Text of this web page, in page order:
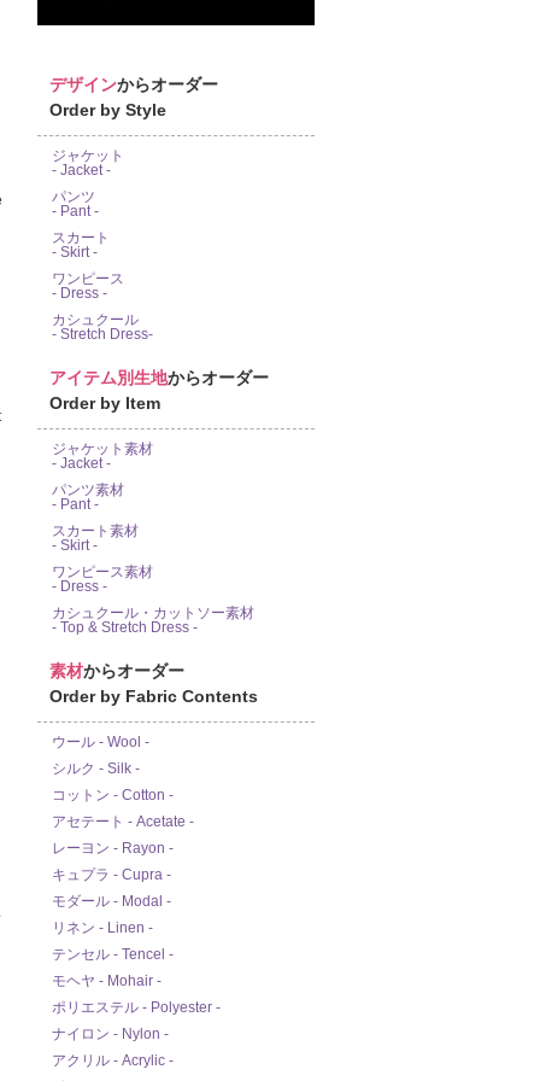
デザインからオーダー
Order by Style
ジャケット
- Jacket -
パンツ
- Pant -
スカート
- Skirt -
ワンピース
- Dress -
カシュクール
- Stretch Dress-
アイテム別生地からオーダー
Order by Item
ジャケット素材
- Jacket -
パンツ素材
- Pant -
スカート素材
- Skirt -
ワンピース素材
- Dress -
カシュクール・カットソー素材
- Top & Stretch Dress -
素材からオーダー
Order by Fabric Contents
ウール - Wool -
シルク - Silk -
コットン - Cotton -
アセテート - Acetate -
レーヨン - Rayon -
キュプラ - Cupra -
モダール - Modal -
リネン - Linen -
テンセル - Tencel -
モヘヤ - Mohair -
ポリエステル - Polyester -
ナイロン - Nylon -
アクリル - Acrylic -